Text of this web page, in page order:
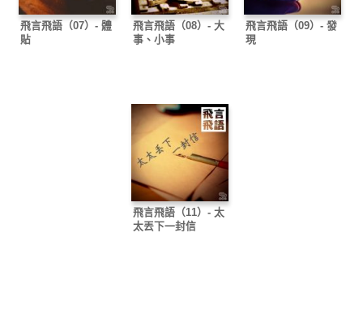
飛言飛語（07）- 體
貼
飛言飛語（08）- 大
事、小事
飛言飛語（09）- 發
現
飛言飛語（11）- 太
太丟下一封信